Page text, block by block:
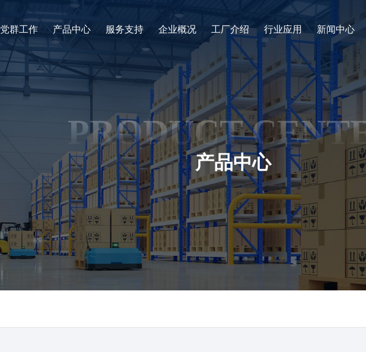
党群工作 产品中心 服务支持 企业概况 工厂介绍 行业应用 新闻中心
PRODUCT
产品中心